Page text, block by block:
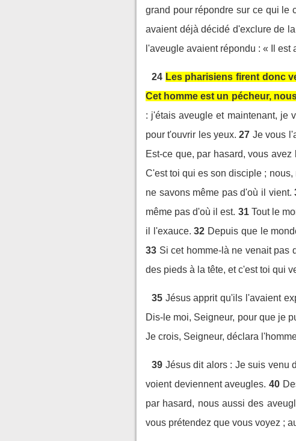
grand pour répondre sur ce qui le
avaient déjà décidé d'exclure de
l'aveugle avaient répondu : « Il
24 Les pharisiens firent donc
Cet homme est un pécheur,
: j'étais aveugle et maintenant, je
pour t'ouvrir les yeux. 27 Je vous
Est-ce que, par hasard, vous
C'est toi qui es son disciple ;
ne savons même pas d'où il vient.
même pas d'où il est. 31 Tout le
il l'exauce. 32 Depuis que le
33 Si cet homme-là ne venait pas
des pieds à la tête, et c'est toi qui
35 Jésus apprit qu'ils l'avaient
Dis-le moi, Seigneur, pour que je
Je crois, Seigneur, déclara
39 Jésus dit alors : Je suis venu
voient deviennent aveugles. 40
par hasard, nous aussi des
vous prétendez que vous voyez ;